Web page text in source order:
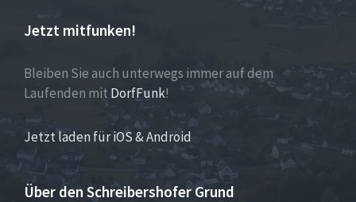
Jetzt mitfunken!
Bleiben Sie auch unterwegs immer auf dem
Laufenden mit DorfFunk!
Jetzt laden für iOS & Android
Über den Schreibershofer Grund